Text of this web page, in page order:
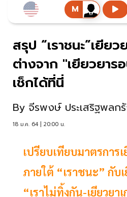
สรุป “เราชนะ”เยีย
ต่างจาก "เยียวยาร
เช็กได้ที่นี่
By จีรพงษ์ ประเสริฐพลก
18 ม.ค. 64 | 20:00 น.
เปรียบเทียบมาตรการ
ภายใต้ “เราชนะ” กับ
“เราไม่ทิ้งกัน-เยียวยา